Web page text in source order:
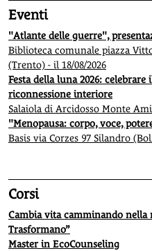
Eventi
"Atlante delle guerre",
Biblioteca comunale piazza
(Trento) - il 18/08/2026
Festa della luna 2026:
riconnessione interiore
Salaiola di Arcidosso Monte
"Menopausa: corpo, voce,
Basis via Corzes 97 Silandro
Corsi
Cambia vita camminando nella
Trasformano”
Master in EcoCounseling